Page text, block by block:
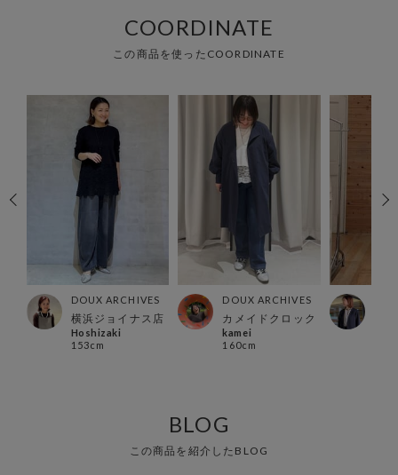
COORDINATE
この商品を使ったCOORDINATE
DOUX ARCHIVES
横浜ジョイナス店
Hoshizaki
153cm
DOUX ARCHIVES
カメイドクロック
kamei
160cm
BLOG
この商品を紹介したBLOG